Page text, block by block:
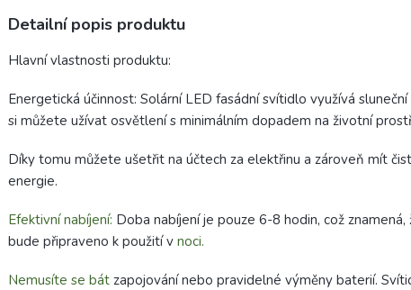
Detailní popis produktu
Hlavní vlastnosti produktu:
Energetická účinnost: Solární LED fasádní svítidlo využívá
si můžete užívat osvětlení s minimálním dopadem na životní
Díky tomu můžete ušetřit na účtech za elektřinu a zároveň mít
energie.
Efektivní nabíjení: Doba nabíjení je pouze 6-8 hodin, což
bude připraveno k použití v noci.
Nemusíte se bát zapojování nebo pravidelné výměny baterií.